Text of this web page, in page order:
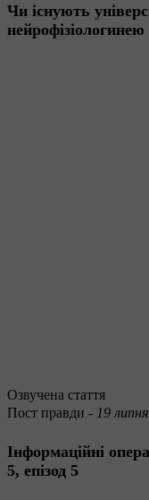
Чи існують
Озвучена стаття
Пост правди - 19 липня
Інформаційні
5, епізод 5